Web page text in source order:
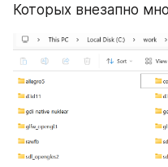
Которых внезапно